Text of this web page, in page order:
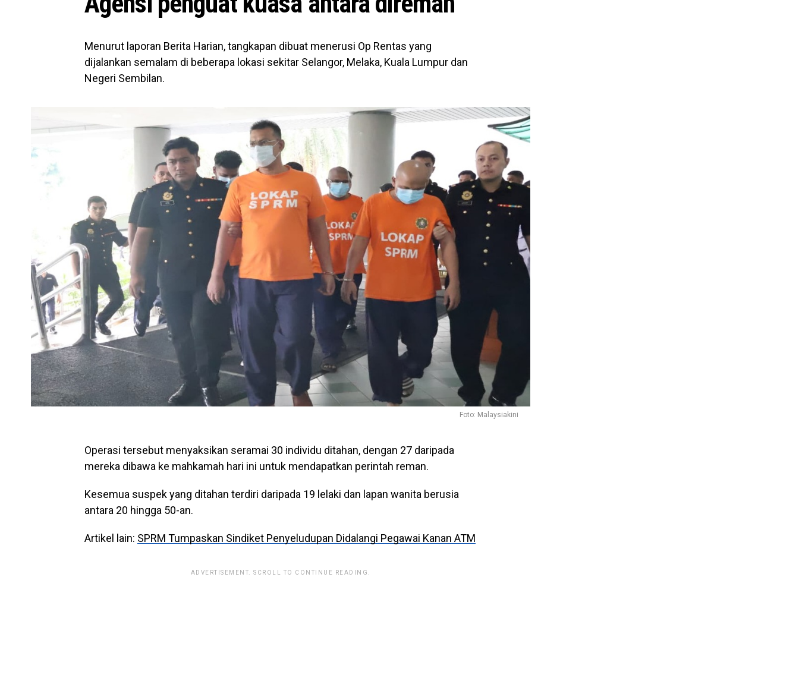
Menurut laporan Berita Harian, tangkapan dibuat menerusi Op Rentas yang
dijalankan semalam di beberapa lokasi sekitar Selangor, Melaka, Kuala Lumpur dan
Negeri Sembilan.
Foto: Malaysiakini
Operasi tersebut menyaksikan seramai 30 individu ditahan, dengan 27 daripada
mereka dibawa ke mahkamah hari ini untuk mendapatkan perintah reman.
Kesemua suspek yang ditahan terdiri daripada 19 lelaki dan lapan wanita berusia
antara 20 hingga 50-an.
Artikel lain: SPRM Tumpaskan Sindiket Penyeludupan Didalangi Pegawai Kanan ATM
ADVERTISEMENT. SCROLL TO CONTINUE READING.